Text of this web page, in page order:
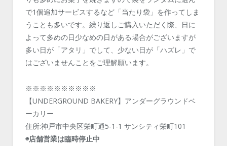
で1個追加サービスするなど「当たり袋」を作ってしま
うことも多いです。繰り返しご購入いただく際、日に
よって多めの日少なめの日がある場合がございますが
多い日が「アタリ」でして、少ない日が「ハズレ」で
はございませんことをご理解願います。
※※※※※※※※※※
【UNDERGROUND BAKERY】アンダーグラウンドベ
ーカリー
住所:神戸市中央区栄町通5-1-1 サンシティ栄町101
◉店舗営業は臨時停止中